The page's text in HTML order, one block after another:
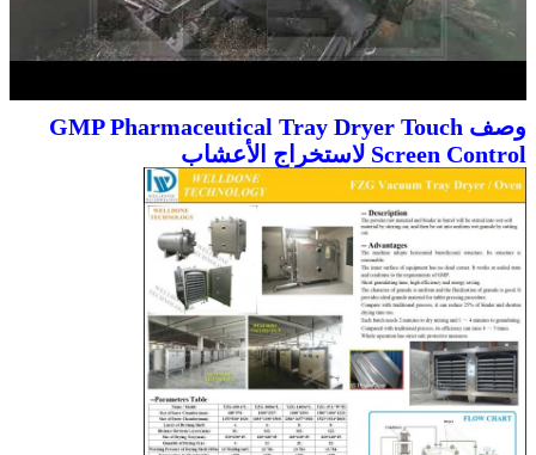
وصف GMP Pharmaceutical Tray Dryer Touch
Screen Control لاستخراج الأعشاب